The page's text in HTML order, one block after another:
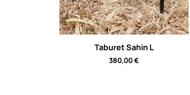
Taburet Sahin L
380,00€